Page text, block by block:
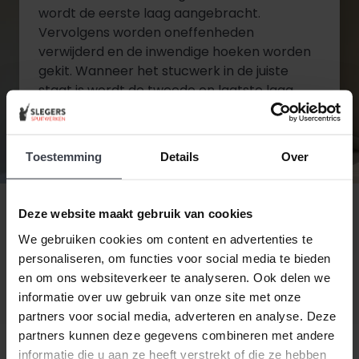
Toestemming Details Over
Deze website maakt gebruik van cookies
We gebruiken cookies om content en advertenties te
personaliseren, om functies voor social media te bieden
en om ons websiteverkeer te analyseren. Ook delen we
informatie over uw gebruik van onze site met onze
partners voor social media, adverteren en analyse. Deze
partners kunnen deze gegevens combineren met andere
informatie die u aan ze heeft verstrekt of die ze hebben
wordt de eerste laag aangebracht.
Vervolgens worden oneffenheden
verwijderd en de inwendige hoeken worden
gekit. Wanneer het stucwerk in de juiste
staat is wordt de tweede en laatste laag
aangebracht.
Diensten bekijken